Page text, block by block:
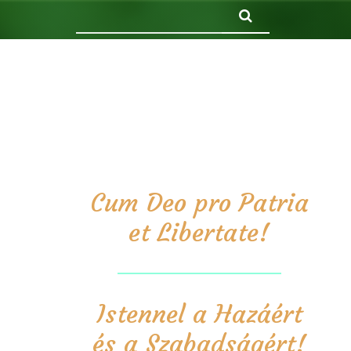
Cum Deo pro Patria
et Libertate!
Istennel a Hazáért
és a Szabadságért!